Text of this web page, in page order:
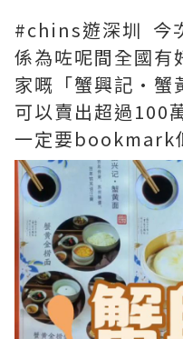
#chins遊深圳 今
係為咗呢間全國有
家嘅「蟹興記·蟹
可以賣出超過100
一定要bookmark